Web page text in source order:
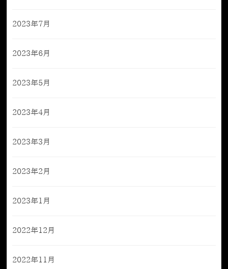
2023年7月
2023年6月
2023年5月
2023年4月
2023年3月
2023年2月
2023年1月
2022年12月
2022年11月